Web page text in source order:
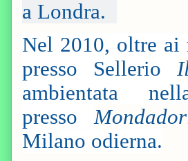
a Londra.
Nel 2010, oltre ai
presso Sellerio
ambientata
presso
Milano odierna.